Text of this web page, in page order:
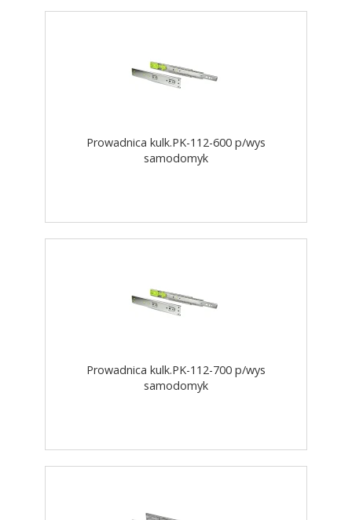
Prowadnica kulk.PK-112-600 p/wys
samodomyk
Prowadnica kulk.PK-112-700 p/wys
samodomyk